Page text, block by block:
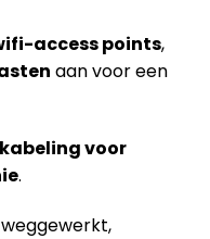
access points,
aan voor een
voor
.